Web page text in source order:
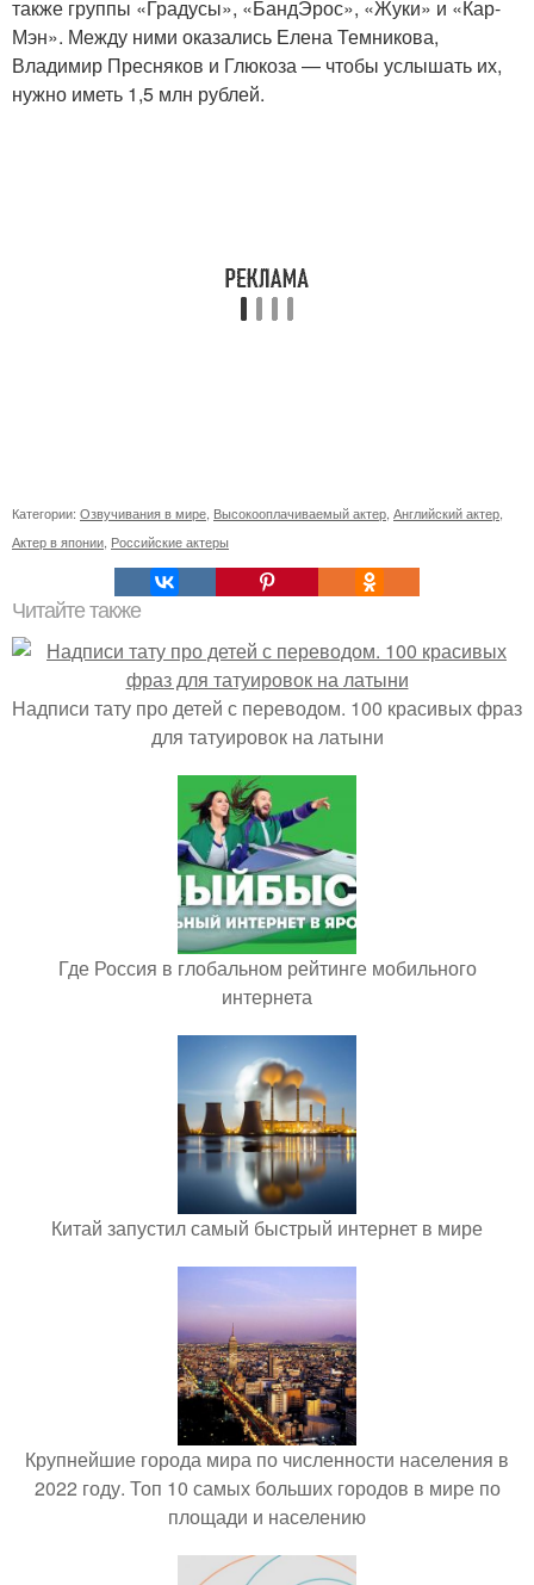
также группы «Градусы», «БандЭрос», «Жуки» и «Кар-
Мэн». Между ними оказались Елена Темникова,
Владимир Пресняков и Глюкоза — чтобы услышать их,
нужно иметь 1,5 млн рублей.
Категории: Озвучивания в мире, Высокооплачиваемый актер, Английский актер,
Актер в японии, Российские актеры
Читайте также
Надписи тату про детей с переводом. 100 красивых фраз
для татуировок на латыни
Где Россия в глобальном рейтинге мобильного
интернета
Китай запустил самый быстрый интернет в мире
Крупнейшие города мира по численности населения в
2022 году. Топ 10 самых больших городов в мире по
площади и населению